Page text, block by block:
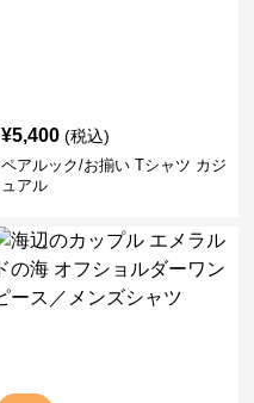
¥5,400 (税込)
ペアルック/お揃い Tシャツ カジ
ュアル